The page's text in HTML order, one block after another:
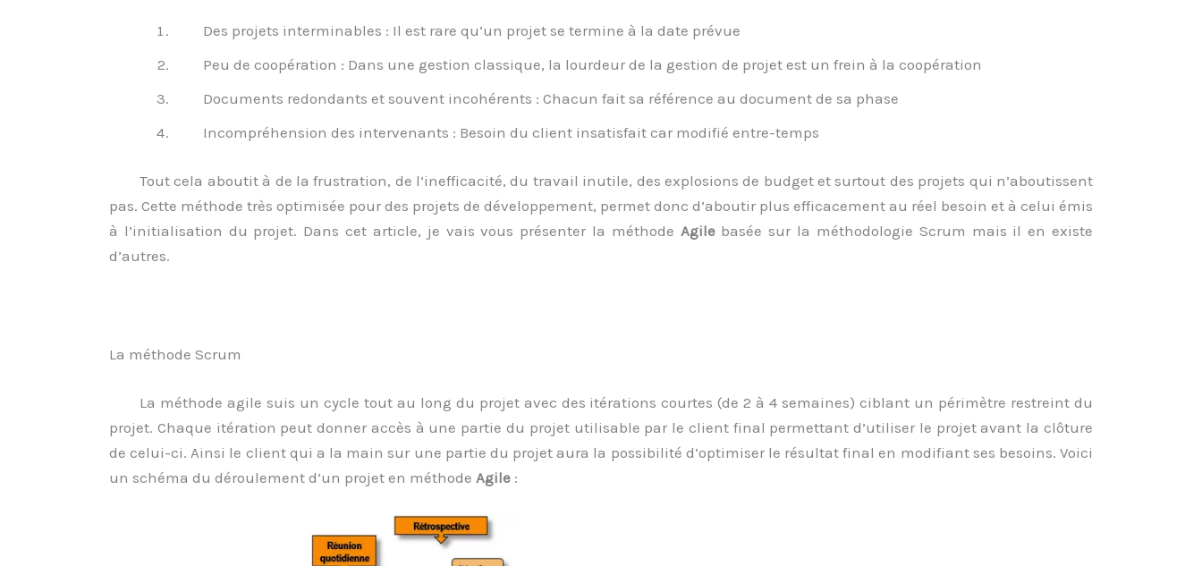
Des projets interminables : Il est rare qu’un projet se termine à la date prévue
Peu de coopération : Dans une gestion classique, la lourdeur de la gestion de projet est un frein à la coopération
Documents redondants et souvent incohérents : Chacun fait sa référence au document de sa phase
Incompréhension des intervenants : Besoin du client insatisfait car modifié entre-temps
Tout cela aboutit à de la frustration, de l’inefficacité, du travail inutile, des explosions de budget et surtout des projets qui n’aboutissent
pas. Cette méthode très optimisée pour des projets de développement, permet donc d’aboutir plus efficacement au réel besoin et à celui émis
à l’initialisation du projet. Dans cet article, je vais vous présenter la méthode Agilebasée sur la méthodologie Scrum mais il en existe
d’autres.
La méthode Scrum
La méthode agile suis un cycle tout au long du projet avec des itérations courtes (de 2 à 4 semaines) ciblant un périmètre restreint du
projet. Chaque itération peut donner accès à une partie du projet utilisable par le client final permettant d’utiliser le projet avant la clôture
de celui-ci. Ainsi le client qui a la main sur une partie du projet aura la possibilité d’optimiser le résultat final en modifiant ses besoins. Voici
un schéma du déroulement d’un projet en méthode Agile :